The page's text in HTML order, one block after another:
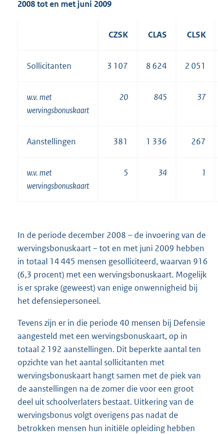
2008 tot en met juni 2009
CZSK CLAS CLSK
Sollicitanten 3 107 8 624 2 051
w.v. met
wervingsbonuskaart
20 845 37
Aanstellingen 381 1 336 267
w.v. met
wervingsbonuskaart
5 34 1
In de periode december 2008 – de invoering van de
wervingsbonuskaart – tot en met juni 2009 hebben
in totaal 14 445 mensen gesolliciteerd, waarvan 916
(6,3 procent) met een wervingsbonuskaart. Mogelijk
is er sprake (geweest) van enige onwennigheid bij
het defensiepersoneel.
Tevens zijn er in die periode 40 mensen bij Defensie
aangesteld met een wervingsbonuskaart, op in
totaal 2 192 aanstellingen. Dit beperkte aantal ten
opzichte van het aantal sollicitanten met
wervingsbonuskaart hangt samen met de piek van
de aanstellingen na de zomer die voor een groot
deel uit schoolverlaters bestaat. Uitkering van de
wervingsbonus volgt overigens pas nadat de
betrokken mensen hun initiële opleiding hebben